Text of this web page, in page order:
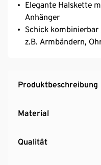
Elegante Halskette
Anhänger
Schick
z.B. Armbändern,
Produktbeschreibung
Material
Qualität